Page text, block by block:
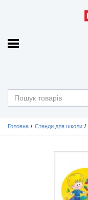
Головна Стенди для школи